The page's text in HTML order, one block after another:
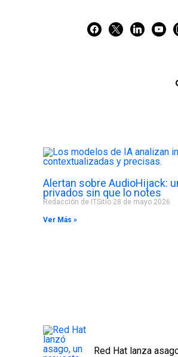
Alertan sobre AudioHijack:
privados sin que lo notes
Redacción de ITSitio 28 de mayo 2026
Ver Más »
Red Hat lanza